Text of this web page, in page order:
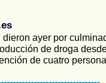
ayer por
de droga
de cuatro